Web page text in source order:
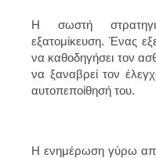
Η σωστή
εξατομίκευση. Ένας
να καθοδηγήσει τον
να ξαναβρεί τον
αυτοπεποίθησή του.
Η ενημέρωση γύρω